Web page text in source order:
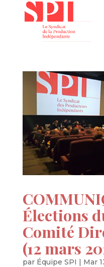
Élections
Comité
(12 mars
par Équipe SPI | Mar